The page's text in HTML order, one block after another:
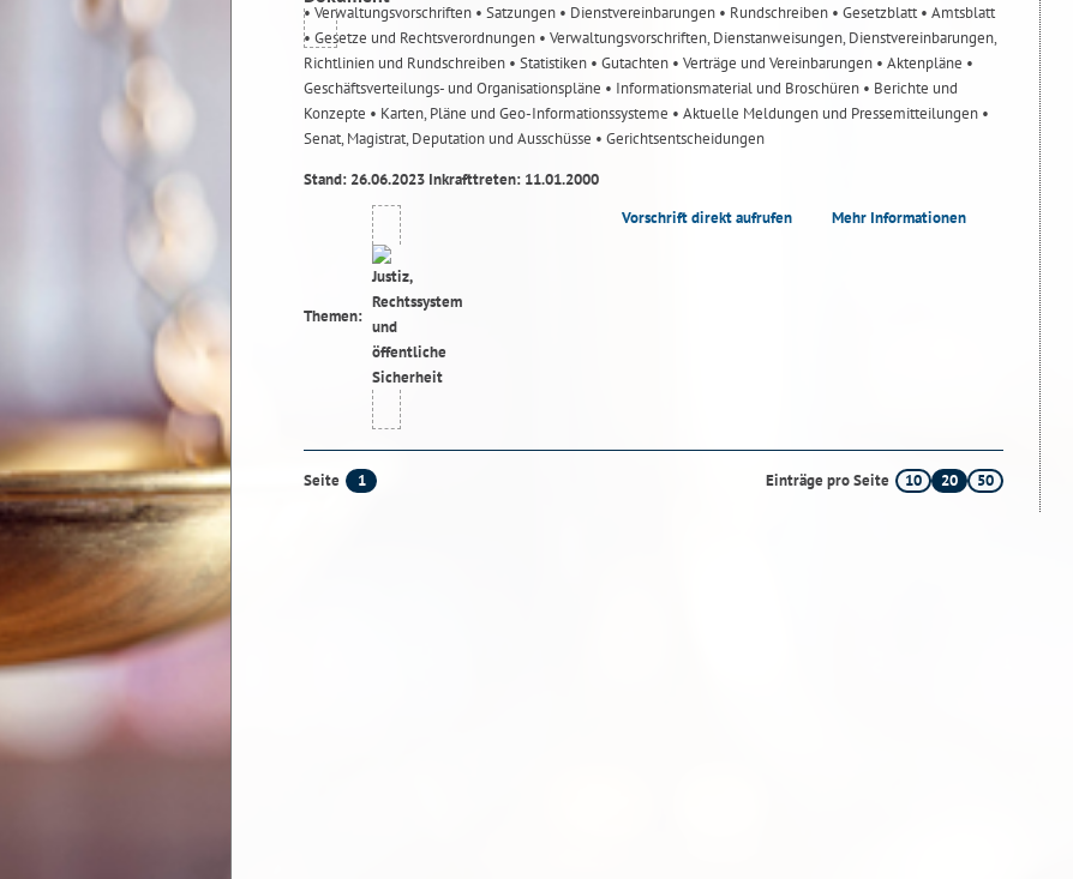
• Verwaltungsvorschriften • Satzungen • Dienstvereinbarungen • Rundschreiben • Gesetzblatt• Amtsblatt
• Gesetze und Rechtsverordnungen • Verwaltungsvorschriften, Dienstanweisungen, Dienstvereinbarungen,
Richtlinien und Rundschreiben • Statistiken • Gutachten • Verträge und Vereinbarungen • Aktenpläne •
Geschäftsverteilungs- und Organisationspläne • Informationsmaterial und Broschüren • Berichte und
Konzepte • Karten, Pläne und Geo-Informationssysteme • Aktuelle Meldungen und Pressemitteilungen •
Senat, Magistrat, Deputation und Ausschüsse • Gerichtsentscheidungen
Stand: 26.06.2023 Inkrafttreten: 11.01.2000
Themen:
Vorschrift direkt aufrufen Mehr Informationen
Seite 1 Einträge pro Seite 10 20 50